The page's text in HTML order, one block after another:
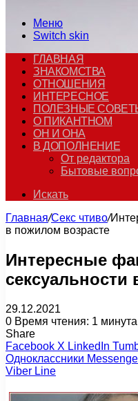
Меню
Switch skin
ГЛАВНАЯ
ЗНАКОМСТВА
ОТНОШЕНИЯ
ИНТЕРЕСНОЕ
ПОЛЕЗНЫЕ
О ПИКАНТНОМ
ОН И ОНА
В ДОПОЛНЕНИЕ
От редактора
Бытовые
Искать
Главная/Секс чтиво/
в пожилом возрасте
Интересные
29.12.2021
0 Время чтения: 1 минута
Share
Facebook X LinkedIn
Одноклассники
Viber Line